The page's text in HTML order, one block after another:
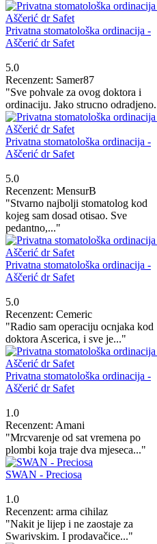
Privatna stomatološka ordinacija -
Aščerić dr Safet
5.0
Recenzent: Samer87
"Sve pohvale za ovog doktora i
ordinaciju. Jako strucno
Privatna stomatološka ordinacija -
Aščerić dr Safet
5.0
Recenzent: MensurB
"Stvarno najbolji stomatolog kod
kojeg sam dosad otisao. Sve
pedantno,..."
Privatna stomatološka ordinacija -
Aščerić dr Safet
5.0
Recenzent: Cemeric
"Radio sam operaciju ocnjaka kod
doktora Ascerica, i sve je..."
Privatna stomatološka ordinacija -
Aščerić dr Safet
1.0
Recenzent: Amani
"Mrcvarenje od sat vremena po
plombi koja traje dva mjeseca..."
SWAN - Preciosa
1.0
Recenzent: arma cihilaz
"Nakit je lijep i ne zaostaje za
Swarivskim. I prodavačice..."